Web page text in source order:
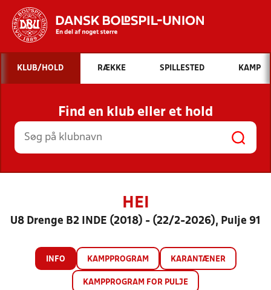
Hvad vil du søge efter?
INDHOLD OG NYHEDER
STILLINGER, RESULTATER, KLUBBER OG
HOLD
KLUB/HOLD RÆKKE SPILLESTED KAMP
Find en klub eller et hold
HEI
U8 Drenge B2 INDE (2018) - (22/2-2026), Pulje 91
INFO KAMPPROGRAM KARANTÆNER
KAMPPROGRAM FOR PULJE